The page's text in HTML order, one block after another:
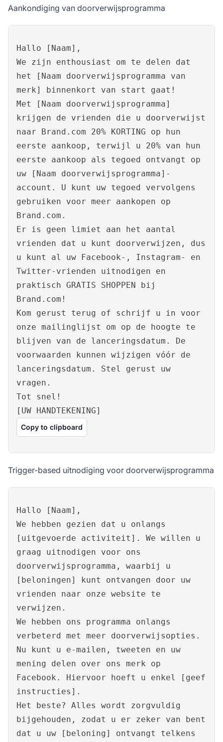
Aankondiging van doorverwijsprogramma
Hallo [Naam],
We zijn enthousiast om te delen dat
het [Naam doorverwijsprogramma van
merk] binnenkort van start gaat!
Met [Naam doorverwijsprogramma]
krijgen de vrienden die u doorverwijst
naar Brand.com 20% KORTING op hun
eerste aankoop, terwijl u 20% van hun
eerste aankoop als tegoed ontvangt op
uw [Naam doorverwijsprogramma]-
account. U kunt uw tegoed vervolgens
gebruiken voor meer aankopen op
Brand.com.
Er is geen limiet aan het aantal
vrienden dat u kunt doorverwijzen, dus
u kunt al uw Facebook-, Instagram- en
Twitter-vrienden uitnodigen en
praktisch GRATIS SHOPPEN bij
Brand.com!
Kom gerust terug of schrijf u in voor
onze mailinglijst om op de hoogte te
blijven van de lanceringsdatum. De
voorwaarden kunnen wijzigen vóór de
lanceringsdatum. Stel gerust uw
vragen.
Tot snel!
[UW HANDTEKENING]
Copy to clipboard
Trigger-based uitnodiging voor doorverwijsprogramma
Hallo [Naam],
We hebben gezien dat u onlangs
[uitgevoerde activiteit]. We willen u
graag uitnodigen voor ons
doorverwijsprogramma, waarbij u
[beloningen] kunt ontvangen door uw
vrienden naar onze website te
verwijzen.
We hebben ons programma onlangs
verbeterd met meer doorverwijsopties.
Nu kunt u e-mailen, tweeten en uw
mening delen over ons merk op
Facebook. Hiervoor hoeft u enkel [geef
instructies].
Het beste? Alles wordt zorgvuldig
bijgehouden, zodat u er zeker van bent
dat u uw [beloning] ontvangt telkens